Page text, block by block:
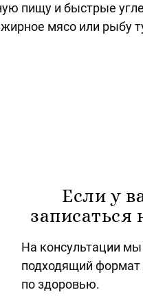
пищу и быстрые
мясо или рыбу
Если у
На консультации
подходящий формат
по здоровью.